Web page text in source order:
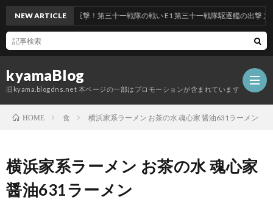
kyamaBlog
旧kyama.blogdns.net 本ページの一部はプロモーションが含まれています
NEW ARTICLE
ト 前段作戦：反撃！第三十一戦隊の戦い E1 第三十一戦隊駆逐艦の出撃 九州沖/
HOME 食 横浜家系ラーメン お茶の水 魂心家 醤油631ラーメン
横浜家系ラーメン お茶の水 魂心家
醤油631ラーメン